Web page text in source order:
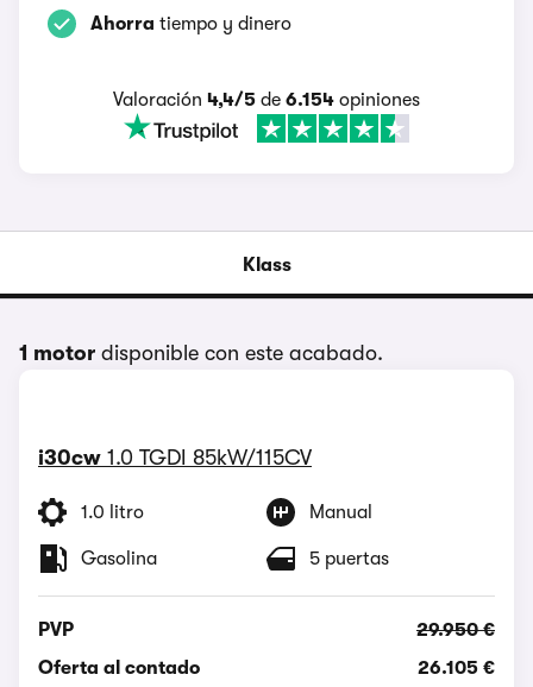
Ahorra tiempo y dinero
Valoración 4,4/5 de 6.154 opiniones
Klass
1 motor disponible con este acabado.
i30cw 1.0 TGDI 85kW/115CV
1.0 litro Manual
Gasolina 5 puertas
PVP
29.950 €
Oferta al contado
26.105 €